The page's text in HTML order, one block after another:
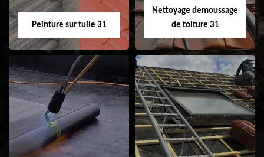
Peinture sur tuile 31
Peinture sur tuile
31
Nettoyage demoussage
de toiture 31
Nettoyage
demoussage de
toiture 31